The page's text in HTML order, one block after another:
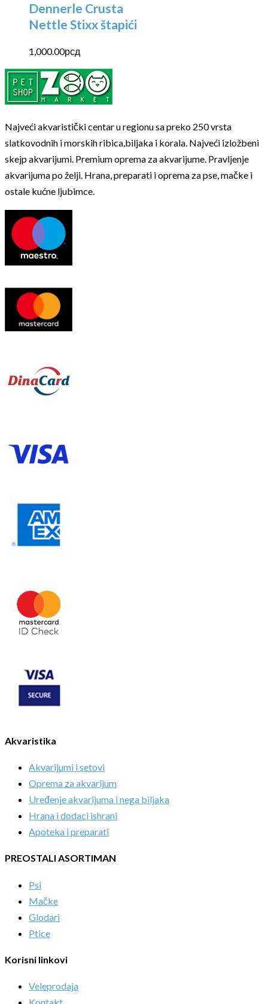
Dennerle Crusta
Nettle Stixx štapići
1,000.00рсд
Najveći akvaristički centar u regionu sa preko 250 vrsta
slatkovodnih i morskih ribica,biljaka i korala. Najveći izložbeni
skejp akvarijumi. Premium oprema za akvarijume. Pravljenje
akvarijuma po želji. Hrana, preparati i oprema za pse, mačke i
ostale kućne ljubimce.
Akvaristika
Akvarijumi i setovi
Oprema za akvarijum
Uređenje akvarijuma i nega biljaka
Hrana i dodaci ishrani
Apoteka i preparati
PREOSTALI ASORTIMAN
Psi
Mačke
Glodari
Ptice
Korisni linkovi
Veleprodaja